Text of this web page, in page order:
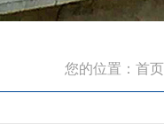
您的位置： 首页